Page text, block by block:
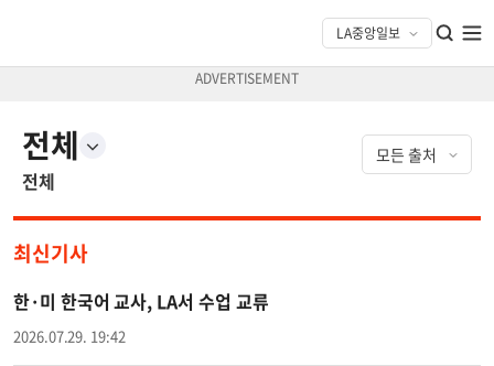
전체
전체
최신기사
한·미 한국어 교사, LA서 수업 교류
2026.07.29. 19:42